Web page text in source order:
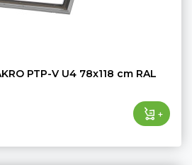
PTP-V U4 78x118 cm RAL
+